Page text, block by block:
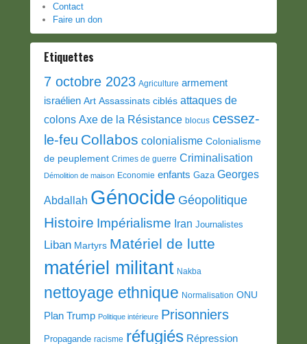
Contact
Faire un don
Etiquettes
7 octobre 2023 Agriculture armement
israélien Art Assassinats ciblés attaques de
colons Axe de la Résistance blocus cessez-
le-feu Collabos colonialisme Colonialisme
de peuplement Crimes de guerre Criminalisation
Démolition de maison Economie enfants Gaza Georges
Abdallah Génocide Géopolitique
Histoire Impérialisme Iran Journalistes
Liban Martyrs Matériel de lutte
matériel militant Nakba
nettoyage ethnique Normalisation ONU
Plan Trump Politique intérieure Prisonniers
Propagande racisme réfugiés Répression